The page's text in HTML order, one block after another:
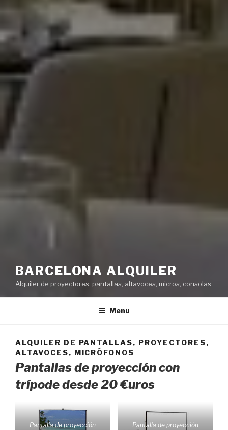
BARCELONA ALQUILER
Alquiler de proyectores, pantallas, altavoces, micros, consolas
Menu
ALQUILER DE PANTALLAS, PROYECTORES,
ALTAVOCES, MICRÓFONOS
Pantallas de proyección con
trípode desde 20 €uros
Pantalla de proyección
Pantalla de proyección